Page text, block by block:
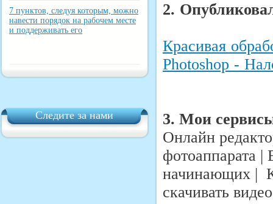
7 пунктов, следуя которым, можно
навести порядок на рабочем месте
и поддерживать его
Следите за нами
2.
Красивая
Photoshop -
3. Мои
Онлайн
фотоаппарата
начинающих |
скачивать